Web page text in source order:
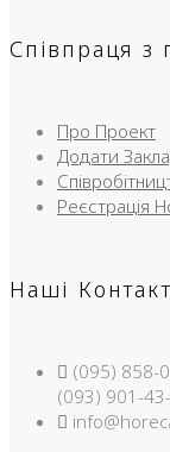
Співпраця з
Про Проект
Додати
Реєстрація
Наші
(095) 858-
(093) 901-